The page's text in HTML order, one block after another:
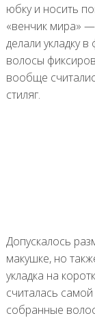
юбку и носить
«венчик мира»
делали укладку
волосы
вообще
стиляг.
Допускалось
макушке, но
укладка на
считалась
собранные